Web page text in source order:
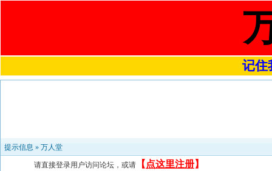
记住
提示信息 » 万人堂
请直接登录用户访问论坛，或请 【 点这里注册】